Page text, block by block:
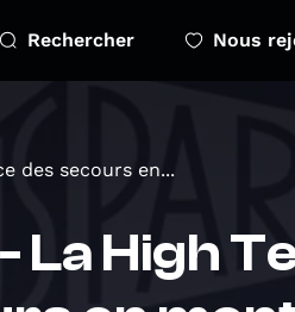
Rechercher Nous
des secours en...
La High